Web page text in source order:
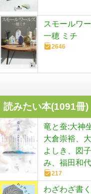
スモールワ
一穂 ミチ
2646
読みたい本(1091冊)
竜と蚕:大神
大倉崇裕、
よしき、図
み、福田和
217
わざわざ書